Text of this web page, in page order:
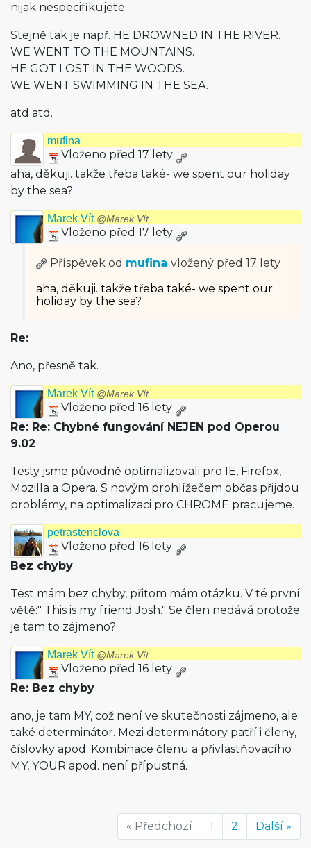
nijak nespecifikujete.
Stejně tak je např. HE DROWNED IN THE RIVER.
WE WENT TO THE MOUNTAINS.
HE GOT LOST IN THE WOODS.
WE WENT SWIMMING IN THE SEA.
atd atd.
mufina
Vloženo před 17 lety
aha, děkuji. takže třeba také- we spent our holiday
by the sea?
Marek Vít @Marek Vít
Vloženo před 17 lety
Příspěvek od mufina vložený před 17 lety
aha, děkuji. takže třeba také- we spent our
holiday by the sea?
Re:
Ano, přesně tak.
Marek Vít @Marek Vít
Vloženo před 16 lety
Re: Re: Chybné fungování NEJEN pod Operou
9.02
Testy jsme původně optimalizovali pro IE, Firefox,
Mozilla a Opera. S novým prohlížečem občas přijdou
problémy, na optimalizaci pro CHROME pracujeme.
petrastenclova
Vloženo před 16 lety
Bez chyby
Test mám bez chyby, přitom mám otázku. V té první
větě:" This is my friend Josh." Se člen nedává protože
je tam to zájmeno?
Marek Vít @Marek Vít
Vloženo před 16 lety
Re: Bez chyby
ano, je tam MY, což není ve skutečnosti zájmeno, ale
také determinátor. Mezi determinátory patří i členy,
číslovky apod. Kombinace členu a přivlastňovacího
MY, YOUR apod. není přípustná.
« Předchozí 1 2 Další »